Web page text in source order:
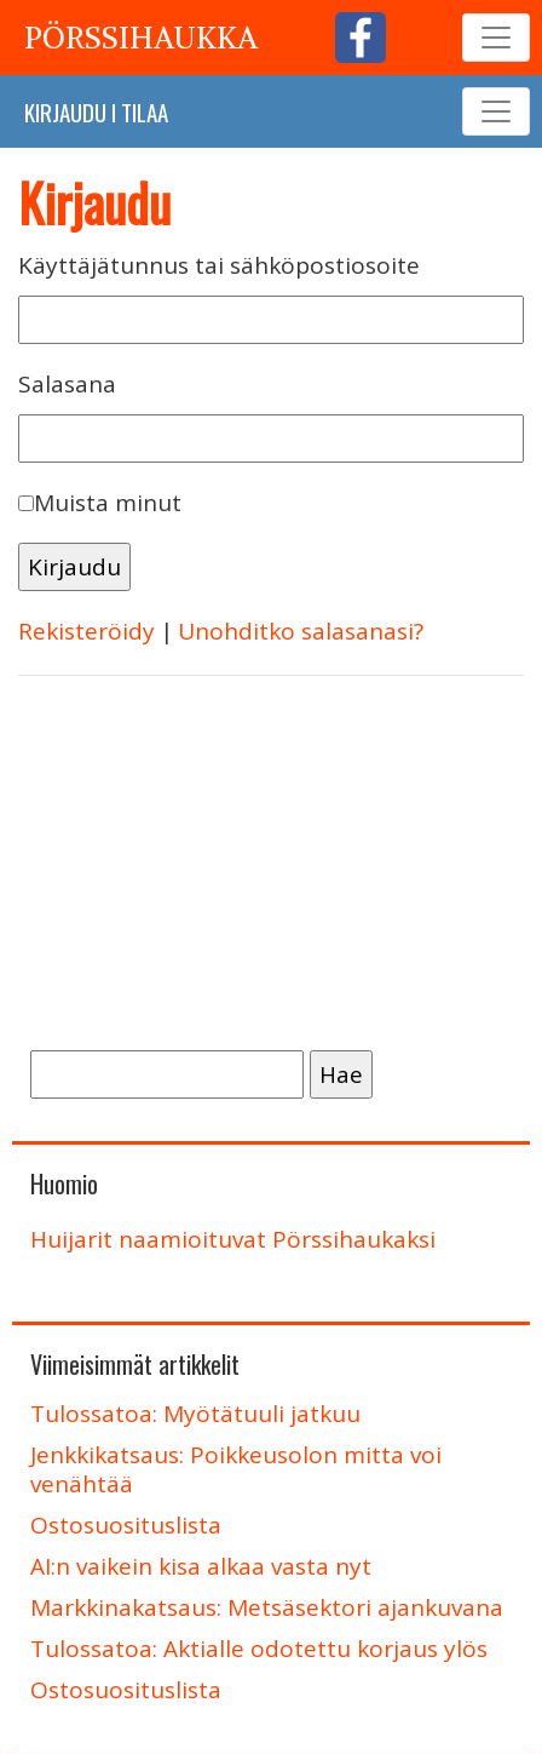
PÖRSSIHAUKKA
KIRJAUDU I TILAA
Kirjaudu
Käyttäjätunnus tai sähköpostiosoite
Salasana
Muista minut
Rekisteröidy | Unohditko salasanasi?
Huomio
Huijarit naamioituvat Pörssihaukaksi
Viimeisimmät artikkelit
Tulossatoa: Myötätuuli jatkuu
Jenkkikatsaus: Poikkeusolon mitta voi
venähtää
Ostosuosituslista
AI:n vaikein kisa alkaa vasta nyt
Markkinakatsaus: Metsäsektori ajankuvana
Tulossatoa: Aktialle odotettu korjaus ylös
Ostosuosituslista